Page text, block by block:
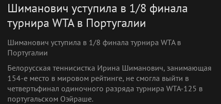
Шиманович уступила в 1/8 финала
турнира WTA в Португалии
Шиманович уступила в 1/8 финала турнира WTA в
Португалии
Белорусская теннисистка Ирина Шиманович, занимающая
154-е место в мировом рейтинге, не смогла выйти в
четвертьфинал одиночного разряда турнира WTA-125 в
португальском Оэйраше.